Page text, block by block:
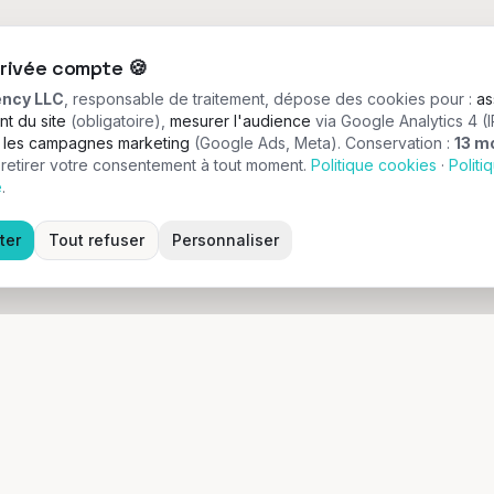
compte 🍪
LLC , responsable de traitement, dépose des cookies pour :
du site (obligatoire), mesurer l'audience via Google Analytics 4
campagnes marketing (Google Ads, Meta). Conservation : 13
votre consentement à tout moment. Politique cookies ·
.
Tout refuser Personnaliser